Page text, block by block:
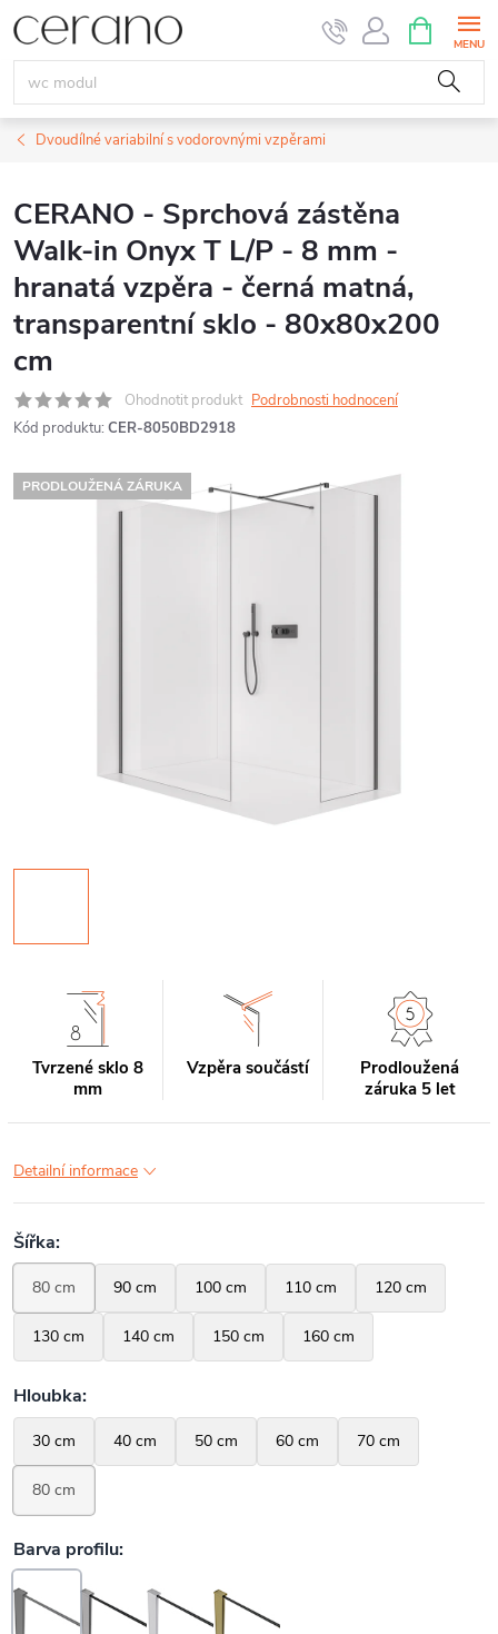
Přejít
na
obsah
NÁKUPNÍ
KOŠÍK
Dvoudílné variabilní s vodorovnými vzpěrami
CERANO - Sprchová zástěna
Walk-in Onyx T L/P - 8 mm -
hranatá vzpěra - černá matná,
transparentní sklo - 80x80x200
cm
Ohodnotit produkt Podrobnosti hodnocení
Kód produktu: CER-8050BD2918
PRODLOUŽENÁ ZÁRUKA
Tvrzené sklo 8
mm
Vzpěra součástí
Prodloužená
záruka 5 let
Detailní informace